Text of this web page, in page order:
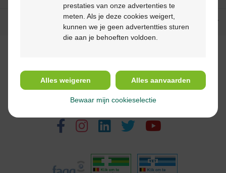
Hulp & contact
prestaties van onze advertenties te
meten. Als je deze cookies weigert,
kunnen we je geen advertentties sturen
die aan je behoeften voldoen.
Alles weigeren Alles aanvaarden
Bewaar mijn cookieselectie